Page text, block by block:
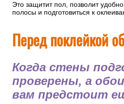
Это защитит пол, позволит
полосы и подготовиться к
Перед поклейкой
Когда стены
проверены, а
вам предстоит